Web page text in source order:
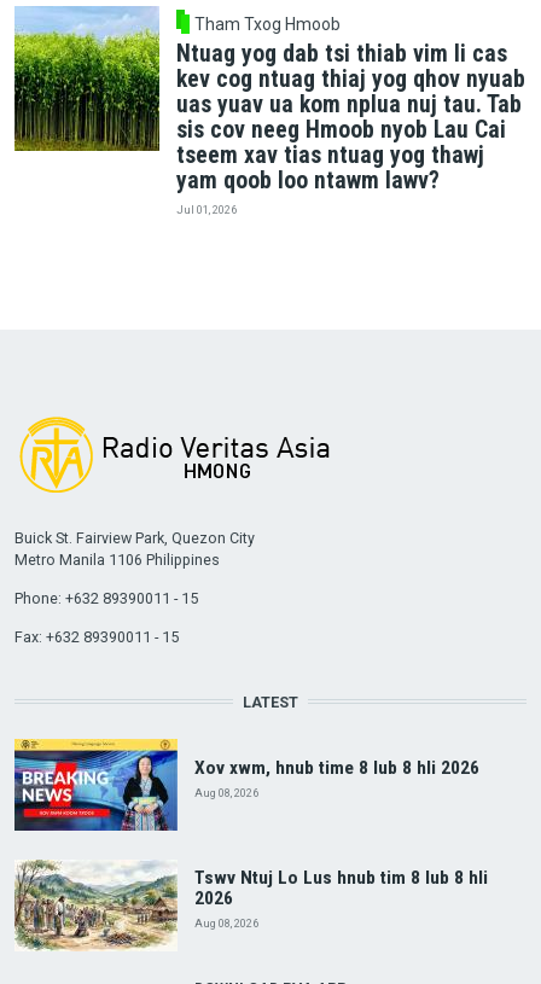
Tham Txog Hmoob
Ntuag yog dab tsi thiab vim li cas
kev cog ntuag thiaj yog qhov nyuab
uas yuav ua kom nplua nuj tau. Tab
sis cov neeg Hmoob nyob Lau Cai
tseem xav tias ntuag yog thawj
yam qoob loo ntawm lawv?
Jul 01, 2026
Buick St. Fairview Park, Quezon City
Metro Manila 1106 Philippines
Phone: +632 89390011 - 15
Fax: +632 89390011 - 15
LATEST
Xov xwm, hnub time 8 lub 8 hli 2026
Aug 08, 2026
Tswv Ntuj Lo Lus hnub tim 8 lub 8 hli
2026
Aug 08, 2026